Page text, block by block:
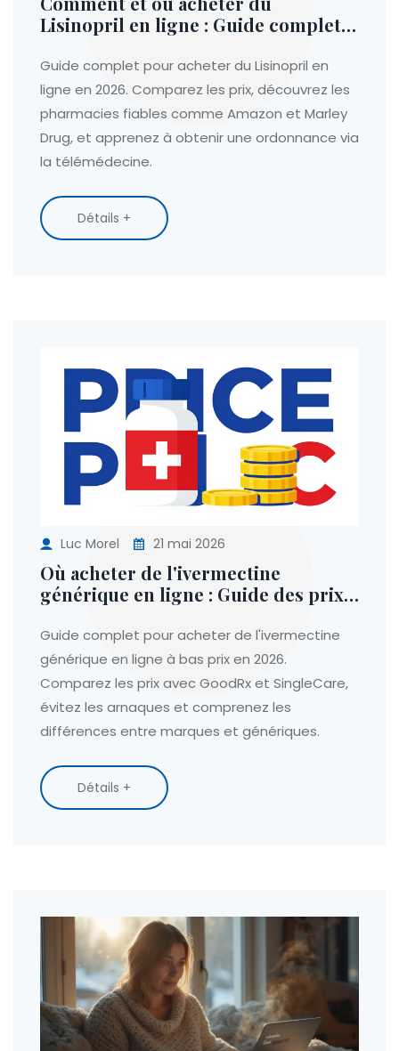
Lisinopril en ligne : Guide complet,
Guide complet pour acheter du Lisinopril en
ligne en 2026. Comparez les prix, découvrez les
pharmacies fiables comme Amazon et Marley
Drug, et apprenez à obtenir une ordonnance via
la télémédecine.
Détails +
Luc Morel 21 mai 2026
Où acheter de l'ivermectine
générique en ligne : Guide des prix
Guide complet pour acheter de l'ivermectine
générique en ligne à bas prix en 2026.
Comparez les prix avec GoodRx et SingleCare,
évitez les arnaques et comprenez les
différences entre marques et génériques.
Détails +